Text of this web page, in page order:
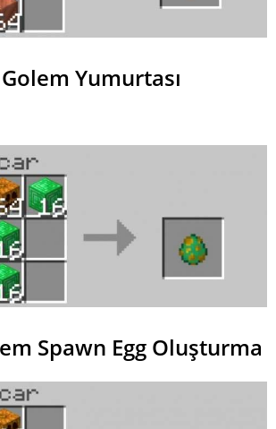
Yumurtası
Spawn Egg Oluşturma